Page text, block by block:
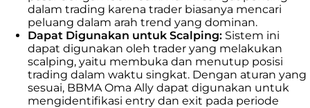
dalam trading karena trader biasanya mencari
peluang dalam arah trend yang dominan.
Dapat Digunakan untuk Scalping: Sistem ini
dapat digunakan oleh trader yang melakukan
scalping, yaitu membuka dan menutup posisi
trading dalam waktu singkat. Dengan aturan yang
sesuai, BBMA Oma Ally dapat digunakan untuk
mengidentifikasi entry dan exit pada periode